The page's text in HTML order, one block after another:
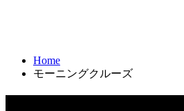
Home
モーニングクルーズ